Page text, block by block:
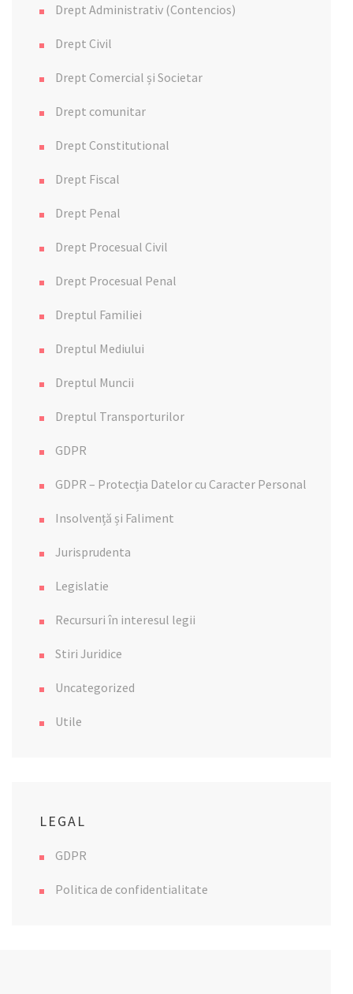
Drept Administrativ (Contencios)
Drept Civil
Drept Comercial și Societar
Drept comunitar
Drept Constitutional
Drept Fiscal
Drept Penal
Drept Procesual Civil
Drept Procesual Penal
Dreptul Familiei
Dreptul Mediului
Dreptul Muncii
Dreptul Transporturilor
GDPR
GDPR – Protecția Datelor cu Caracter Personal
Insolvență și Faliment
Jurisprudenta
Legislatie
Recursuri în interesul legii
Stiri Juridice
Uncategorized
Utile
LEGAL
GDPR
Politica de confidentialitate